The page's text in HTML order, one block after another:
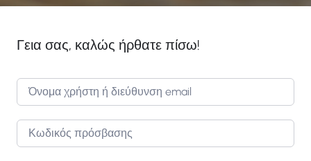
Γεια σας, καλώς ήρθατε πίσω!